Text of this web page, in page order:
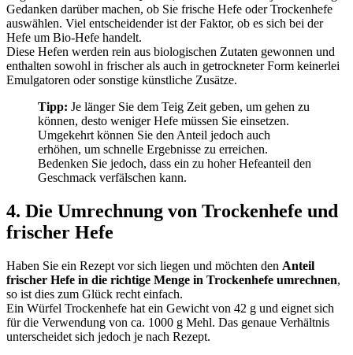
Gedanken darüber machen, ob Sie frische Hefe oder Trockenhefe
auswählen. Viel entscheidender ist der Faktor, ob es sich bei der
Hefe um Bio-Hefe handelt.
Diese Hefen werden rein aus biologischen Zutaten gewonnen und
enthalten sowohl in frischer als auch in getrockneter Form keinerlei
Emulgatoren oder sonstige künstliche Zusätze.
Tipp: Je länger Sie dem Teig Zeit geben, um gehen zu
können, desto weniger Hefe müssen Sie einsetzen.
Umgekehrt können Sie den Anteil jedoch auch
erhöhen, um schnelle Ergebnisse zu erreichen.
Bedenken Sie jedoch, dass ein zu hoher Hefeanteil den
Geschmack verfälschen kann.
4. Die Umrechnung von Trockenhefe und
frischer Hefe
Haben Sie ein Rezept vor sich liegen und möchten den Anteil
frischer Hefe in die richtige Menge in Trockenhefe umrechnen,
so ist dies zum Glück recht einfach.
Ein Würfel Trockenhefe hat ein Gewicht von 42 g und eignet sich
für die Verwendung von ca. 1000 g Mehl. Das genaue Verhältnis
unterscheidet sich jedoch je nach Rezept.